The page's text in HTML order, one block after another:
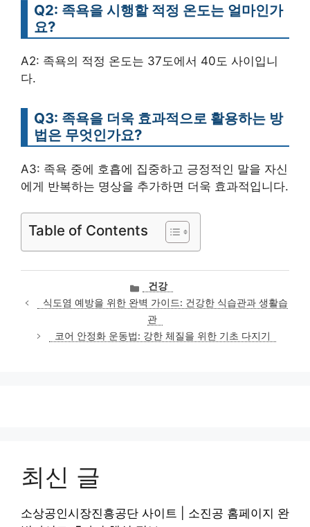
Q2: 족욕을 시행할 적정 온도는 얼마인가
요?
A2: 족욕의 적정 온도는 37도에서 40도 사이입니
다.
Q3: 족욕을 더욱 효과적으로 활용하는 방
법은 무엇인가요?
A3: 족욕 중에 호흡에 집중하고 긍정적인 말을 자신
에게 반복하는 명상을 추가하면 더욱 효과적입니다.
Table of Contents
카
테
고
리
건강
식도염 예방을 위한 완벽 가이드: 건강한 식습관과 생활습
관
코어 안정화 운동법: 강한 체질을 위한 기초 다지기
최신 글
소상공인시장진흥공단 사이트 | 소진공 홈페이지 완